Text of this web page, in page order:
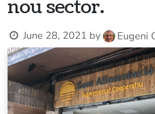
nou sector.
June 28, 2021 by Eugeni